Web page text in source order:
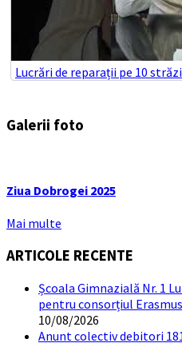
Lucrări de reparații pe 10
Galerii foto
Ziua Dobrogei 2025
Mai multe
ARTICOLE RECENTE
Școala Gimnazială Nr. 1
pentru consorțiul
10/08/2026
Anunt colectiv debitori